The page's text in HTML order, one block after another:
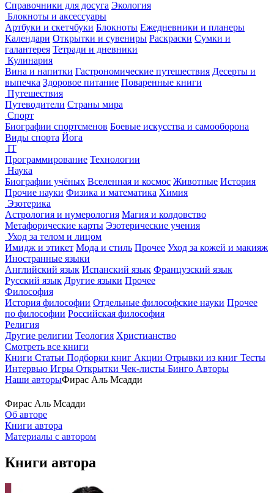
Справочники для досуга Экология
Блокноты и аксессуары
Артбуки и скетчбуки Блокноты Ежедневники и планеры
Календари Открытки и сувениры Раскраски Сумки и
галантерея Тетради и дневники
Кулинария
Вина и напитки Гастрономические путешествия Десерты и
выпечка Здоровое питание Поваренные книги
Путешествия
Путеводители Страны мира
Спорт
Биографии спортсменов Боевые искусства и самооборона
Виды спорта Йога
IT
Программирование Технологии
Наука
Биографии учёных Вселенная и космос Животные История
Прочие науки Физика и математика Химия
Эзотерика
Астрология и нумерология Магия и колдовство
Метафорические карты Эзотерические учения
Уход за телом и лицом
Имидж и этикет Мода и стиль Прочее Уход за кожей и макияж
Иностранные языки
Английский язык Испанский язык Французский язык
Русский язык Другие языки Прочее
Философия
История философии Отдельные философские науки Прочее
по философии Российская философия
Религия
Другие религии Теология Христианство
Смотреть все книги
Книги Статьи Подборки книг Акции Отрывки из книг Тесты
Интервью Игры Открытки Чек-листы Бинго Авторы
Наши авторыФирас Аль Мсадди
Фирас Аль Мсадди
Об авторе
Книги автора
Материалы с автором
Книги автора